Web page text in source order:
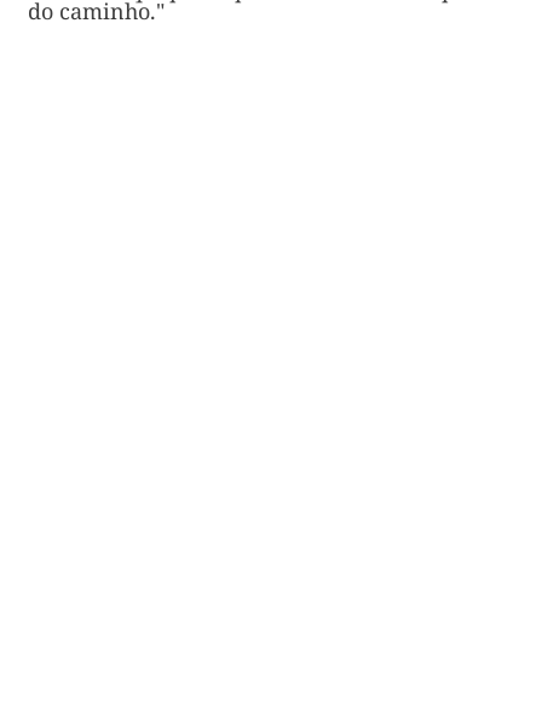
do caminho."